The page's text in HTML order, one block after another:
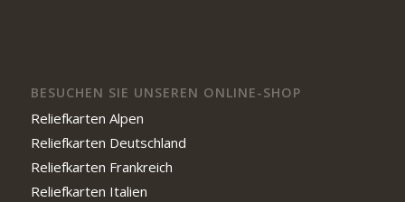
BESUCHEN SIE UNSEREN ONLINE-SHOP
Reliefkarten Alpen
Reliefkarten Deutschland
Reliefkarten Frankreich
Reliefkarten Italien